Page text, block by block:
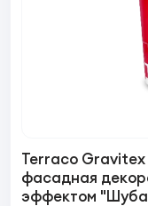
Terraco
фасадная
эффектом "Шуба